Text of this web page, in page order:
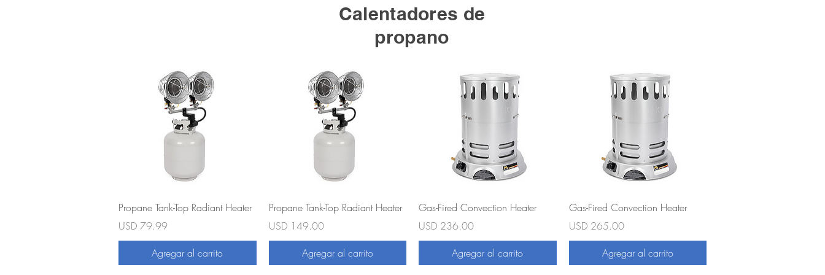
Calentadores de
propano
Vista rápida
Propane Tank-Top Radiant Heater
Precio
USD 79.99
Agregar al carrito
Vista rápida
Propane Tank-Top Radiant Heater
Precio
USD 149.00
Agregar al carrito
Vista rápida
Gas-Fired Convection Heater
Precio
USD 236.00
Agregar al carrito
Vista rápida
Gas-Fired Convection Heater
Precio
USD 265.00
Agregar al carrito